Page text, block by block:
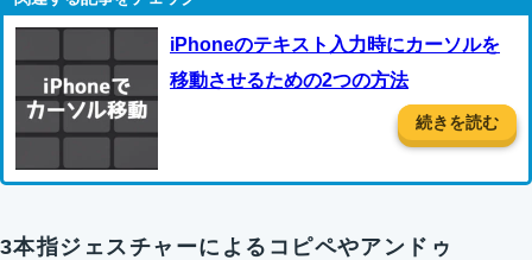
iPhoneのテキスト入力時にカーソルを
移動させるための2つの方法
続きを読む
3本指ジェスチャーによるコピペやアンドゥ